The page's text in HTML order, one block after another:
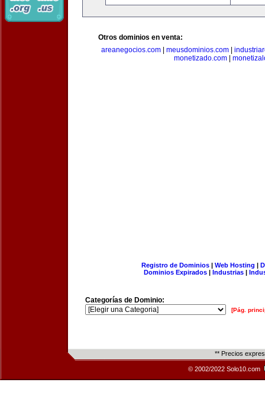
Otros dominios en venta:
areanegocios.com
meusdominios.com
monetizado.com|
Registro de Dominios| Web Hosting |
Dominios Expirados | Industrias |
Categorías de Dominio:
[Pág.
** Precios
© 2002/2022 Solo10.com